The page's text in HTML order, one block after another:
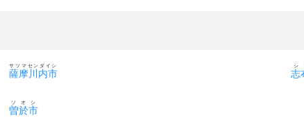
薩摩川内市
サツマセンダイシ
志
シ
曽於市
ソオシ